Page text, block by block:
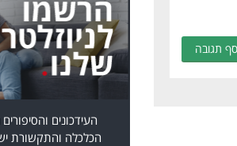
תגובה
העידכונים
הכלכלה והתקשורת